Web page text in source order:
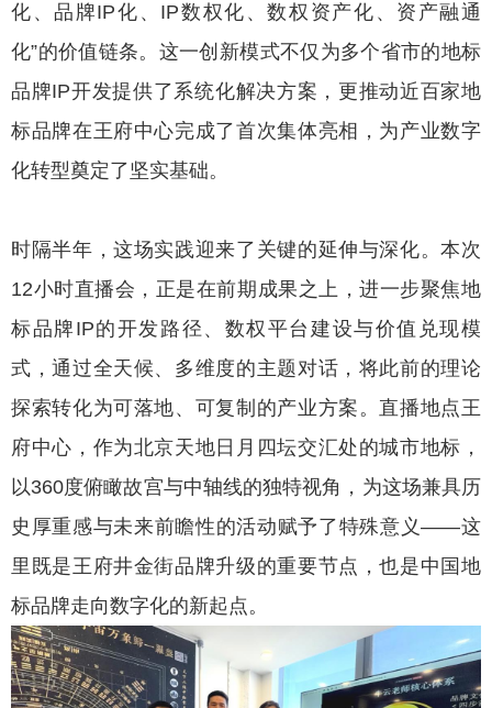
化、品牌IP化、IP数权化、数权资产化、资产融通
化”的价值链条。这一创新模式不仅为多个省市的地标
品牌IP开发提供了系统化解决方案，更推动近百家地
标品牌在王府中心完成了首次集体亮相，为产业数字
化转型奠定了坚实基础。
时隔半年，这场实践迎来了关键的延伸与深化。本次
12小时直播会，正是在前期成果之上，进一步聚焦地
标品牌IP的开发路径、数权平台建设与价值兑现模
式，通过全天候、多维度的主题对话，将此前的理论
探索转化为可落地、可复制的产业方案。直播地点王
府中心，作为北京天地日月四坛交汇处的城市地标，
以360度俯瞰故宫与中轴线的独特视角，为这场兼具历
史厚重感与未来前瞻性的活动赋予了特殊意义——这
里既是王府井金街品牌升级的重要节点，也是中国地
标品牌走向数字化的新起点。